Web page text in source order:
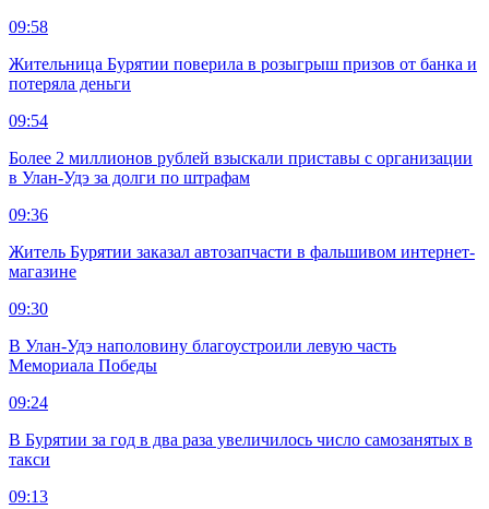
09:58
Жительница Бурятии поверила в розыгрыш призов от банка и
потеряла деньги
09:54
Более 2 миллионов рублей взыскали приставы с организации
в Улан-Удэ за долги по штрафам
09:36
Житель Бурятии заказал автозапчасти в фальшивом интернет-
магазине
09:30
В Улан-Удэ наполовину благоустроили левую часть
Мемориала Победы
09:24
В Бурятии за год в два раза увеличилось число самозанятых в
такси
09:13